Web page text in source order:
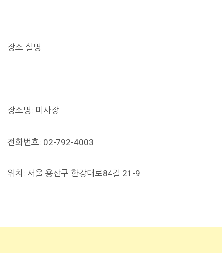
장소 설명
장소명: 미사장
전화번호: 02-792-4003
위치: 서울 용산구 한강대로84길 21-9